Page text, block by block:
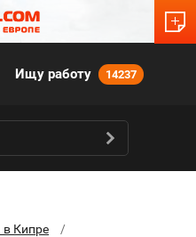
Ищу работу 14237
в Кипре